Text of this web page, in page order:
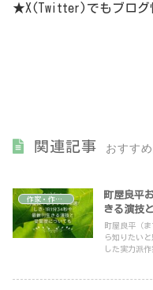
★X(Twitter)でもブログ
関連記事 おすす
作家・作品ガイド
町屋良平
きる演技
町屋良平（
ら知りたい
した実力派